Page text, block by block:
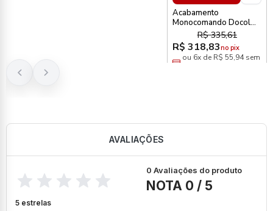
Acabamento
Monocomando Docol
P/Chuveiro Nexus 1/2
Cromado
R$ 335,61
R$ 318,83no pix
ou 6x de R$ 55,94 sem
AVALIAÇÕES
0 Avaliações do produto
NOTA 0 / 5
5 estrelas